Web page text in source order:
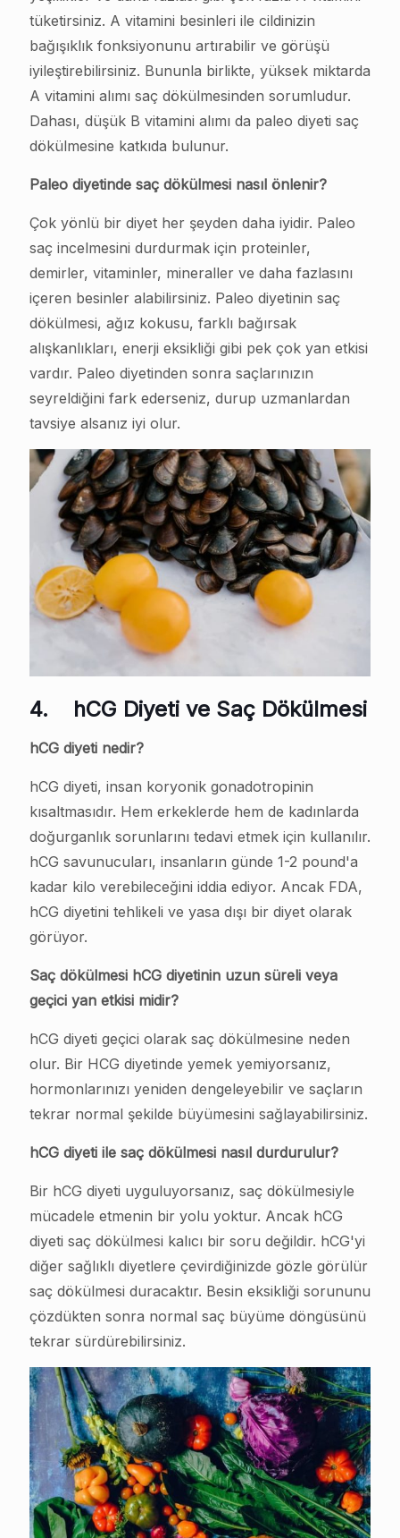
tüketirsiniz. A vitamini besinleri ile cildinizin
bağışıklık fonksiyonunu artırabilir ve görüşü
iyileştirebilirsiniz. Bununla birlikte, yüksek miktarda
A vitamini alımı saç dökülmesinden sorumludur.
Dahası, düşük B vitamini alımı da paleo diyeti saç
dökülmesine katkıda bulunur.
Paleo diyetinde saç dökülmesi nasıl önlenir?
Çok yönlü bir diyet her şeyden daha iyidir. Paleo
saç incelmesini durdurmak için proteinler,
demirler, vitaminler, mineraller ve daha fazlasını
içeren besinler alabilirsiniz. Paleo diyetinin saç
dökülmesi, ağız kokusu, farklı bağırsak
alışkanlıkları, enerji eksikliği gibi pek çok yan etkisi
vardır. Paleo diyetinden sonra saçlarınızın
seyreldiğini fark ederseniz, durup uzmanlardan
tavsiye alsanız iyi olur.
4. hCG Diyeti ve Saç Dökülmesi
hCG diyeti nedir?
hCG diyeti, insan koryonik gonadotropinin
kısaltmasıdır. Hem erkeklerde hem de kadınlarda
doğurganlık sorunlarını tedavi etmek için kullanılır.
hCG savunucuları, insanların günde 1-2 pound'a
kadar kilo verebileceğini iddia ediyor. Ancak FDA,
hCG diyetini tehlikeli ve yasa dışı bir diyet olarak
görüyor.
Saç dökülmesi hCG diyetinin uzun süreli veya
geçici yan etkisi midir?
hCG diyeti geçici olarak saç dökülmesine neden
olur. Bir HCG diyetinde yemek yemiyorsanız,
hormonlarınızı yeniden dengeleyebilir ve saçların
tekrar normal şekilde büyümesini sağlayabilirsiniz.
hCG diyeti ile saç dökülmesi nasıl durdurulur?
Bir hCG diyeti uyguluyorsanız, saç dökülmesiyle
mücadele etmenin bir yolu yoktur. Ancak hCG
diyeti saç dökülmesi kalıcı bir soru değildir. hCG'yi
diğer sağlıklı diyetlere çevirdiğinizde gözle görülür
saç dökülmesi duracaktır. Besin eksikliği sorununu
çözdükten sonra normal saç büyüme döngüsünü
tekrar sürdürebilirsiniz.